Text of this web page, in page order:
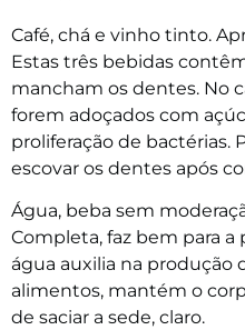
Café, chá e vinho tinto.
Estas três bebidas
mancham os dentes. No
forem adoçados com
proliferação de bactérias.
escovar os dentes após
Água, beba sem
Completa, faz bem para a
água auxilia na produção
alimentos, mantém o
de saciar a sede, claro.